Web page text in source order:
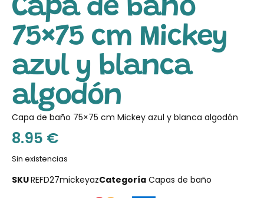
Capa de baño
75×75 cm Mickey
azul y blanca
algodón
Capa de baño 75×75 cm Mickey azul y blanca algodón
8.95 €
Sin existencias
SKUREFD27mickeyazCategoría Capas de baño